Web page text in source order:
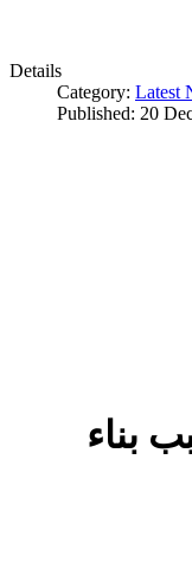
Details
Category: Latest
Published: 20
بناء